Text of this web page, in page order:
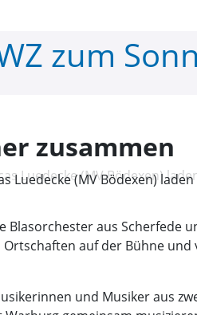
zusammen
Luedecke (MV Bödexen)
aus Scherfede
auf der Bühne
und Musiker aus